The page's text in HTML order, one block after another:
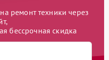
ремонт техники через
бессрочная скидка